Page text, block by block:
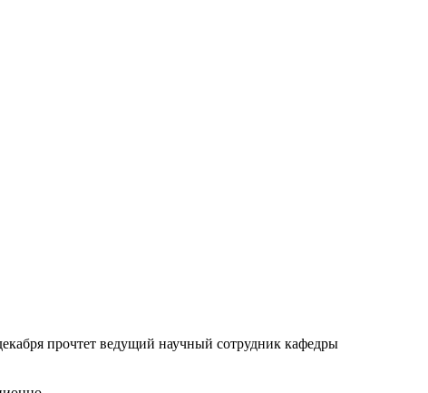
прочтет ведущий научный сотрудник кафедры